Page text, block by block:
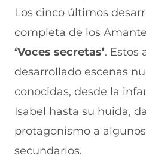
Los cinco últimos
completa de los
‘Voces secretas’. Estos
desarrollado escenas
conocidas, desde la
Isabel hasta su huida,
protagonismo a
secundarios.